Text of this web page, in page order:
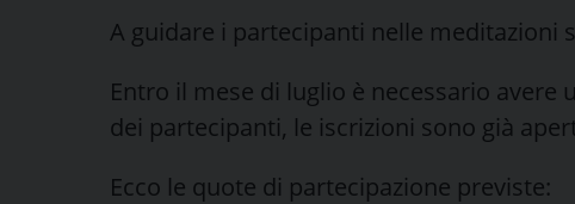
A guidare i partecipanti nelle meditazioni
Entro il mese di luglio è necessario avere
dei partecipanti, le iscrizioni sono già
Ecco le quote di partecipazione previste: